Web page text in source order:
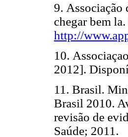
9. Associação
chegar bem
http://
10.
2012].
11. Brasil.
Brasil 2010.
revisão de
Saúde; 2011.